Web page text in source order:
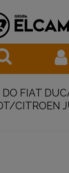
FIAT
CITROEN